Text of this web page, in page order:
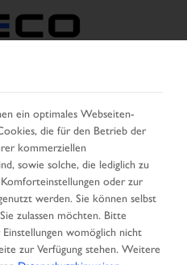
SPRACHE ÄNDERN
ein optimales Webseiten-
die für den Betrieb der
kommerziellen
sowie solche, die lediglich zu
oder zur
werden. Sie können selbst
zulassen möchten. Bitte
Einstellungen womöglich nicht
zur Verfügung stehen. Weitere